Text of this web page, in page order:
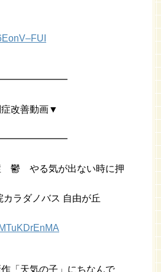
改善動画▼
鬱 やる気が出ない時に押
ラダノバス 自由が丘
「天気の子」にちなんで